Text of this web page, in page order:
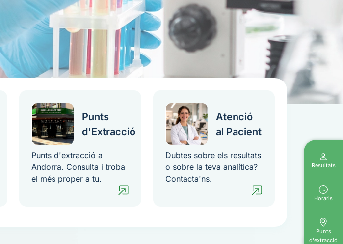
Resultats
Horaris
Punts
d'extracció
Punts
d'Extracció
Punts d'extracció a
Andorra. Consulta i troba
el més proper a tu.
Atenció
al Pacient
Dubtes sobre els resultats
o sobre la teva analítica?
Contacta'ns.